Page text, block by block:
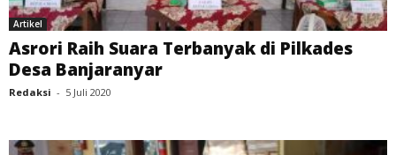
Artikel
Asrori Raih Suara Terbanyak di Pilkades
Desa Banjaranyar
Redaksi - 5 Juli 2020